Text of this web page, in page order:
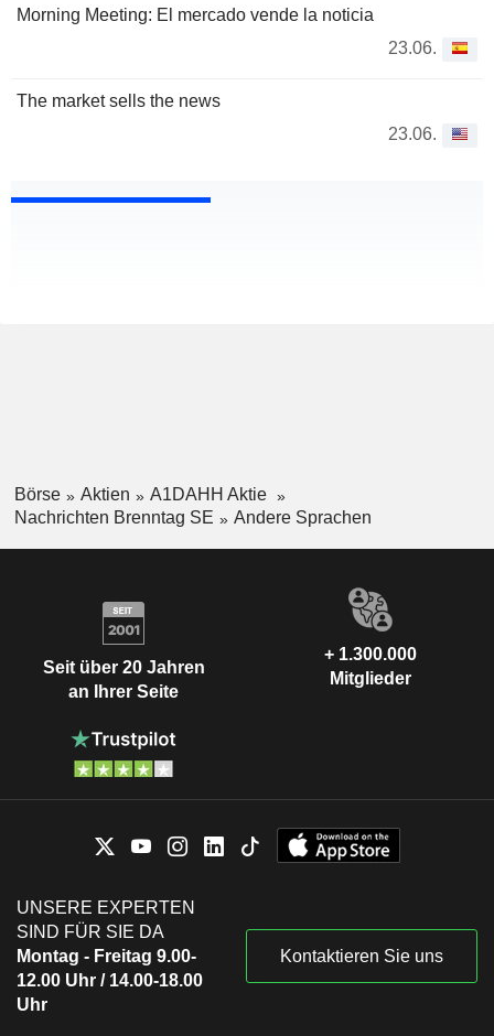
Morning Meeting: El mercado vende la noticia
23.06.
The market sells the news
23.06.
Börse Aktien
A1DAHH Aktie
Nachrichten Brenntag SE
Andere Sprachen
Seit über 20 Jahren
an Ihrer Seite
+ 1.300.000
Mitglieder
UNSERE EXPERTEN
SIND FÜR SIE DA
Montag - Freitag 9.00-
12.00 Uhr / 14.00-18.00
Uhr
Kontaktieren Sie uns